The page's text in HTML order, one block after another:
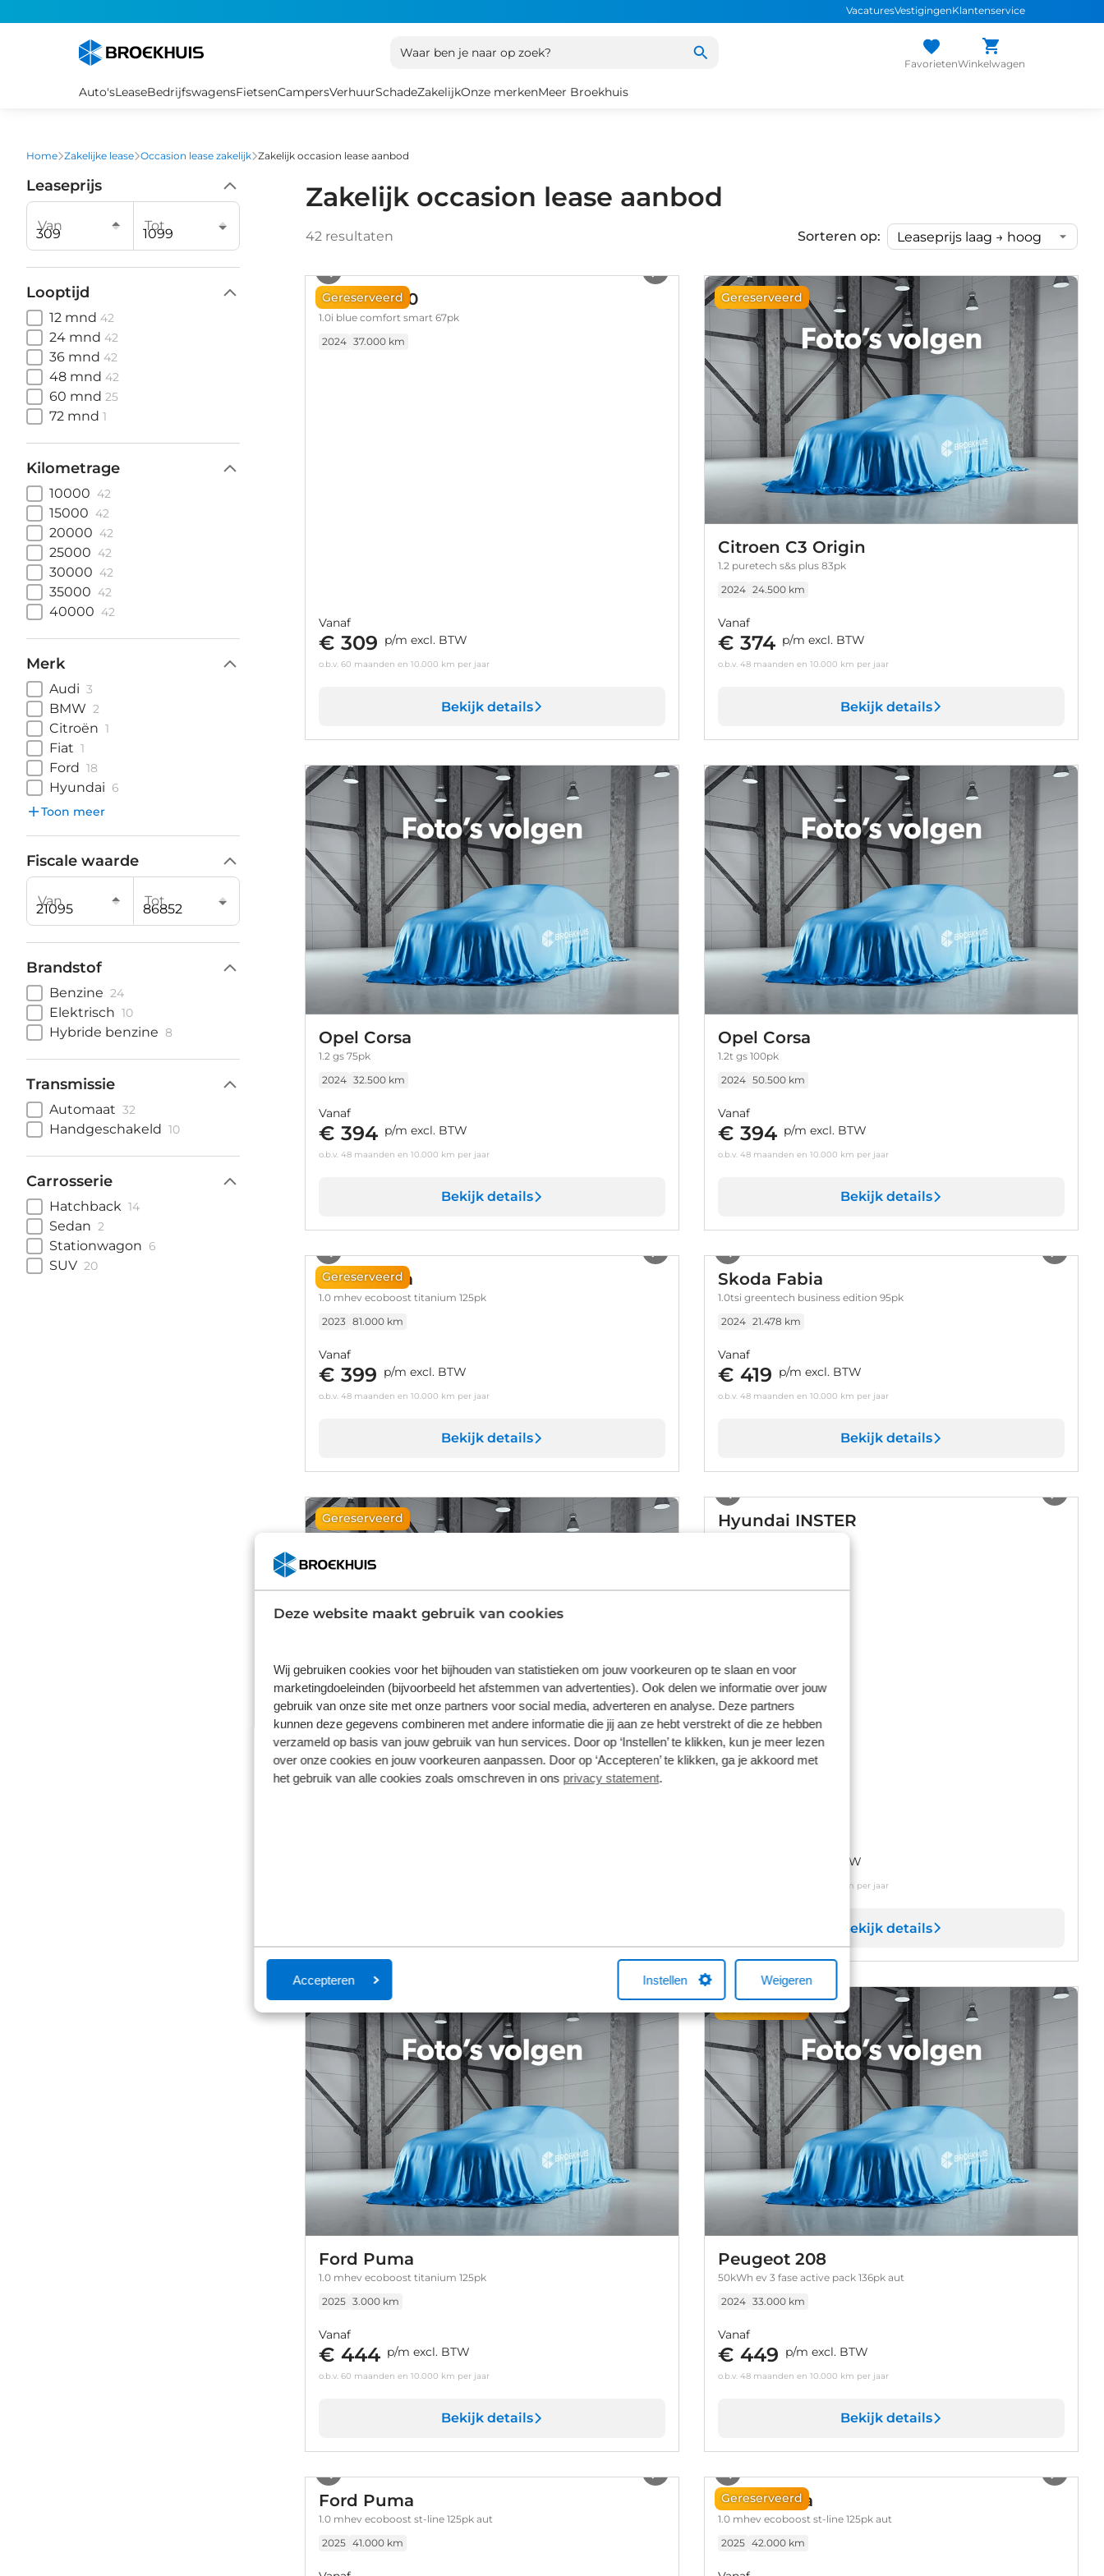
Deze website maakt gebruik van cookies
Wij gebruiken cookies voor het bijhouden van statistieken om jouw voorkeuren op te slaan en voor
marketingdoeleinden (bijvoorbeeld het afstemmen van advertenties). Ook delen we informatie over jouw
gebruik van onze site met onze partners voor social media, adverteren en analyse. Deze partners
kunnen deze gegevens combineren met andere informatie die jij aan ze hebt verstrekt of die ze hebben
verzameld op basis van jouw gebruik van hun services. Door op ‘Instellen’ te klikken, kun je meer lezen
over onze cookies en jouw voorkeuren aanpassen. Door op ‘Accepteren’ te klikken, ga je akkoord met
het gebruik van alle cookies zoals omschreven in ons privacy statement.
Accepteren Instellen Weigeren
VacaturesVestigingenKlantenservice
Waar ben je naar op zoek?
FavorietenWinkelwagen
Auto'sLeaseBedrijfswagensFietsenCampersVerhuurSchadeZakelijkOnze merkenMeer Broekhuis
Home Zakelijke lease Occasion lease zakelijk Zakelijk occasion lease aanbod
Leaseprijs
Van Tot
Looptijd
12 mnd 42
24 mnd 42
36 mnd 42
48 mnd 42
60 mnd 25
72 mnd 1
Kilometrage
10000 42
15000 42
20000 42
25000 42
30000 42
35000 42
40000 42
Merk
Audi 3
BMW 2
Citroën 1
Fiat 1
Ford 18
Hyundai 6
Toon meer
Fiscale waarde
Van Tot
Brandstof
Benzine 24
Elektrisch 10
Hybride benzine 8
Transmissie
Automaat 32
Handgeschakeld 10
Carrosserie
Hatchback 14
Sedan 2
Stationwagon 6
SUV 20
Zakelijk occasion lease aanbod
42resultaten Sorteren op:
Gereserveerd
Hyundai i10
1.0i blue comfort smart 67pk
2024 37.000 km
Vanaf
€ 309 p/m excl. BTW
o.b.v. 60 maanden en 10.000 km per jaar
Bekijk details
Gereserveerd
Citroen C3 Origin
1.2 puretech s&s plus 83pk
2024 24.500 km
Vanaf
€ 374 p/m excl. BTW
o.b.v. 48 maanden en 10.000 km per jaar
Bekijk details
Opel Corsa
1.2 gs 75pk
2024 32.500 km
Vanaf
€ 394 p/m excl. BTW
o.b.v. 48 maanden en 10.000 km per jaar
Bekijk details
Opel Corsa
1.2t gs 100pk
2024 50.500 km
Vanaf
€ 394 p/m excl. BTW
o.b.v. 48 maanden en 10.000 km per jaar
Bekijk details
Gereserveerd
Ford Fiesta
1.0 mhev ecoboost titanium 125pk
2023 81.000 km
Vanaf
€ 399 p/m excl. BTW
o.b.v. 48 maanden en 10.000 km per jaar
Bekijk details
Skoda Fabia
1.0tsi greentech business edition 95pk
2024 21.478 km
Vanaf
€ 419 p/m excl. BTW
o.b.v. 48 maanden en 10.000 km per jaar
Bekijk details
Gereserveerd
Fiat 500E Berlina
Hyundai INSTER
p/m excl. BTW
o.b.v. 60 maanden en 10.000 km per jaar
Bekijk details
Ford Puma
1.0 mhev ecoboost titanium 125pk
2025 3.000 km
Vanaf
€ 444 p/m excl. BTW
o.b.v. 60 maanden en 10.000 km per jaar
Bekijk details
Peugeot 208
50kWh ev 3 fase active pack 136pk aut
2024 33.000 km
Vanaf
€ 449 p/m excl. BTW
o.b.v. 48 maanden en 10.000 km per jaar
Bekijk details
1/29
Ford Puma
1.0 mhev ecoboost st-line 125pk aut
2025 41.000 km
1/30
Gereserveerd
Ford Puma
1.0 mhev ecoboost st-line 125pk aut
2025 42.000 km